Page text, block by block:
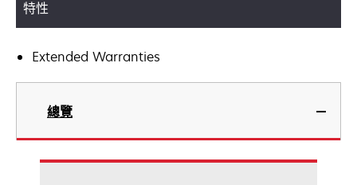
特性
Extended Warranties
總覽